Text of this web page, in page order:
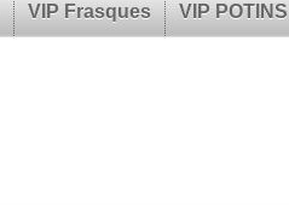
VIP Frasques VIP POTINS